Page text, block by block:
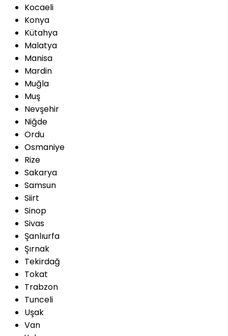
Kocaeli
Konya
Kütahya
Malatya
Manisa
Mardin
Muğla
Muş
Nevşehir
Niğde
Ordu
Osmaniye
Rize
Sakarya
Samsun
Siirt
Sinop
Sivas
Şanlıurfa
Şırnak
Tekirdağ
Tokat
Trabzon
Tunceli
Uşak
Van